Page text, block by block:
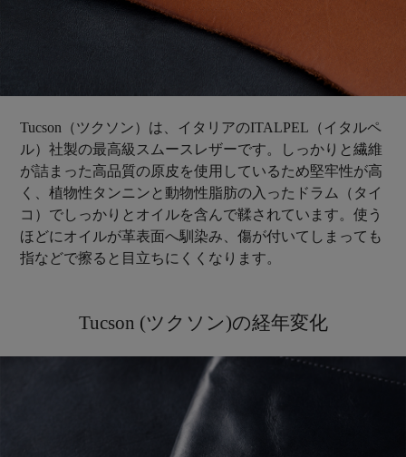
Tucson（ツクソン）は、イタリアのITALPEL（イタルペ
ル）社製の最高級スムースレザーです。しっかりと繊維
が詰まった高品質の原皮を使用しているため堅牢性が高
く、植物性タンニンと動物性脂肪の入ったドラム（タイ
コ）でしっかりとオイルを含んで鞣されています。使う
ほどにオイルが革表面へ馴染み、傷が付いてしまっても
指などで擦ると目立ちにくくなります。
Tucson (ツクソン)の経年変化